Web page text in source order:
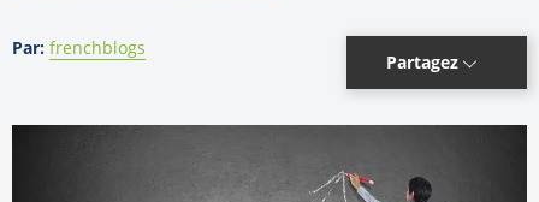
Par: frenchblogs
Partagez